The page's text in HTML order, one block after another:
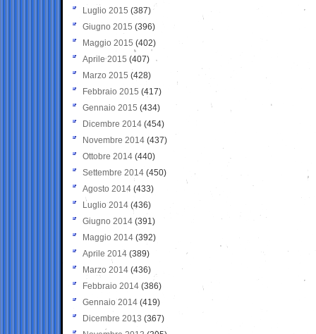
Luglio 2015 (387)
Giugno 2015 (396)
Maggio 2015 (402)
Aprile 2015 (407)
Marzo 2015 (428)
Febbraio 2015 (417)
Gennaio 2015 (434)
Dicembre 2014 (454)
Novembre 2014 (437)
Ottobre 2014 (440)
Settembre 2014 (450)
Agosto 2014 (433)
Luglio 2014 (436)
Giugno 2014 (391)
Maggio 2014 (392)
Aprile 2014 (389)
Marzo 2014 (436)
Febbraio 2014 (386)
Gennaio 2014 (419)
Dicembre 2013 (367)